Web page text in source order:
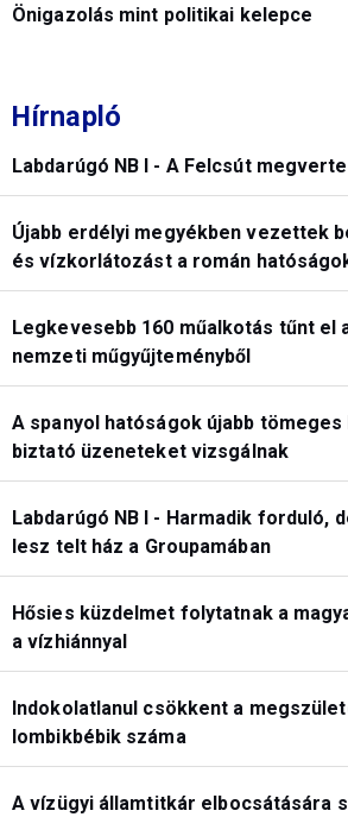
Önigazolás mint politikai kelepce
Hírnapló
Labdarúgó NB I - A Felcsút
Újabb erdélyi megyékben vezettek
és vízkorlátozást a román
Legkevesebb 160 műalkotás tűnt el
nemzeti műgyűjteményből
A spanyol hatóságok újabb
biztató üzeneteket vizsgálnak
Labdarúgó NB I - Harmadik forduló,
lesz telt ház a Groupamában
Hősies küzdelmet folytatnak a
a vízhiánnyal
Indokolatlanul csökkent a
lombikbébik száma
A vízügyi államtitkár elbocsátására